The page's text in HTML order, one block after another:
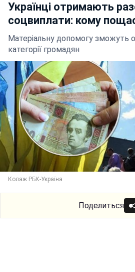
Українці отримають
соцвиплати: кому
Матеріальну допомогу зможуть
категорії громадян
Колаж РБК-Україна
Поделиться